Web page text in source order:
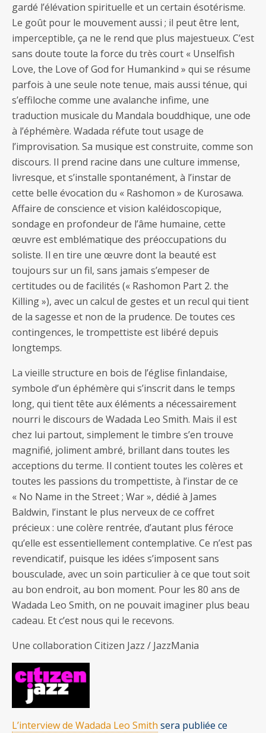
gardé l’élévation spirituelle et un certain ésotérisme.
Le goût pour le mouvement aussi ; il peut être lent,
imperceptible, ça ne le rend que plus majestueux. C’est
sans doute toute la force du très court « Unselfish
Love, the Love of God for Humankind » qui se résume
parfois à une seule note tenue, mais aussi ténue, qui
s’effiloche comme une avalanche infime, une
traduction musicale du Mandala bouddhique, une ode
à l’éphémère. Wadada réfute tout usage de
l’improvisation. Sa musique est construite, comme son
discours. Il prend racine dans une culture immense,
livresque, et s’installe spontanément, à l’instar de
cette belle évocation du « Rashomon » de Kurosawa.
Affaire de conscience et vision kaléidoscopique,
sondage en profondeur de l’âme humaine, cette
œuvre est emblématique des préoccupations du
soliste. Il en tire une œuvre dont la beauté est
toujours sur un fil, sans jamais s’empeser de
certitudes ou de facilités (« Rashomon Part 2. the
Killing »), avec un calcul de gestes et un recul qui tient
de la sagesse et non de la prudence. De toutes ces
contingences, le trompettiste est libéré depuis
longtemps.
La vieille structure en bois de l’église finlandaise,
symbole d’un éphémère qui s’inscrit dans le temps
long, qui tient tête aux éléments a nécessairement
nourri le discours de Wadada Leo Smith. Mais il est
chez lui partout, simplement le timbre s’en trouve
magnifié, joliment ambré, brillant dans toutes les
acceptions du terme. Il contient toutes les colères et
toutes les passions du trompettiste, à l’instar de ce
« No Name in the Street ; War », dédié à James
Baldwin, l’instant le plus nerveux de ce coffret
précieux : une colère rentrée, d’autant plus féroce
qu’elle est essentiellement contemplative. Ce n’est pas
revendicatif, puisque les idées s’imposent sans
bousculade, avec un soin particulier à ce que tout soit
au bon endroit, au bon moment. Pour les 80 ans de
Wadada Leo Smith, on ne pouvait imaginer plus beau
cadeau. Et c’est nous qui le recevons.
Une collaboration Citizen Jazz / JazzMania
L’interview de Wadada Leo Smith sera publiée ce